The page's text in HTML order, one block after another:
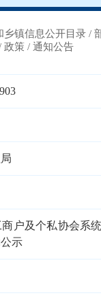
乡镇信息公开目录 /
政策 / 通知公告
户及个私协会系
示